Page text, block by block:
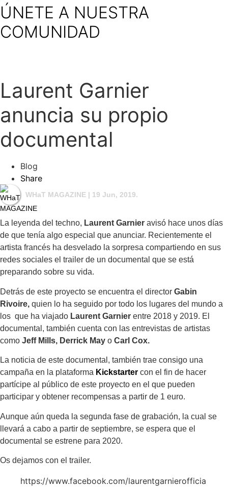
ÚNETE A NUESTRA
COMUNIDAD
Laurent Garnier
anuncia su propio
documental
Blog
Share
WHaT MAGAZINE | 19 Jun, 2019.
La leyenda del techno, Laurent Garnier avisó hace unos días
de que tenía algo especial que anunciar. Recientemente el
artista francés ha desvelado la sorpresa compartiendo en sus
redes sociales el trailer de un documental que se está
preparando sobre su vida.
Detrás de este proyecto se encuentra el director Gabin
Rivoire, quien lo ha seguido por todo los lugares del mundo a
los que ha viajado Laurent Garnier entre 2018 y 2019. El
documental, también cuenta con las entrevistas de artistas
como Jeff Mills, Derrick May o Carl Cox.
La noticia de este documental, también trae consigo una
campaña en la plataforma Kickstarter con el fin de hacer
partícipe al público de este proyecto en el que pueden
participar y obtener recompensas a partir de 1 euro.
Aunque aún queda la segunda fase de grabación, la cual se
llevará a cabo a partir de septiembre, se espera que el
documental se estrene para 2020.
Os dejamos con el trailer.
https://www.facebook.com/laurentgarnierofficia